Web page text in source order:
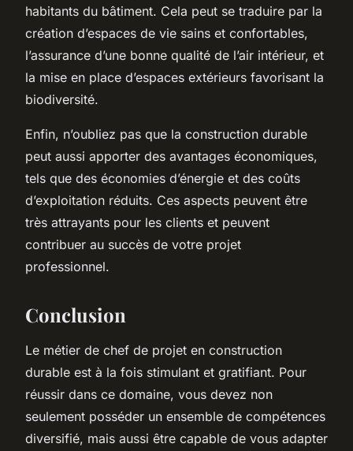
habitants du bâtiment. Cela peut se traduire par la
création d’espaces de vie sains et confortables,
l’assurance d’une bonne qualité de l’air intérieur, et
la mise en place d’espaces extérieurs favorisant la
biodiversité.
Enfin, n’oubliez pas que la construction durable
peut aussi apporter des avantages économiques,
tels que des économies d’énergie et des coûts
d’exploitation réduits. Ces aspects peuvent être
très attrayants pour les clients et peuvent
contribuer au succès de votre projet
professionnel.
Conclusion
Le métier de chef de projet en construction
durable est à la fois stimulant et gratifiant. Pour
réussir dans ce domaine, vous devez non
seulement posséder un ensemble de compétences
diversifié, mais aussi être capable de vous adapter